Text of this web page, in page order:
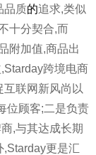
品质的追求,类似
十分契合,而
附加值,商品出
跨境电商
联网新风尚以
位顾客;二是负责
,与其达成长期
更是汇